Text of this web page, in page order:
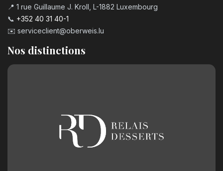
📍 1 rue Guillaume J. Kroll, L-1882 Luxembourg
📞 +352 40 31 40-1
✉️ serviceclient@oberweis.lu
Nos distinctions